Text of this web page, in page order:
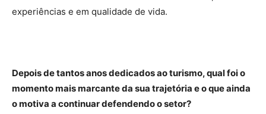
experiências e em qualidade de vida.
Depois de tantos anos dedicados ao turismo, qual foi o
momento mais marcante da sua trajetória e o que ainda
o motiva a continuar defendendo o setor?